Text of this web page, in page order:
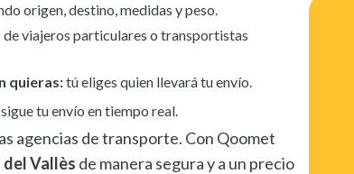
origen, destino, medidas y peso.
de viajeros particulares o transportistas
quieras:tú eliges quien llevará tu envío.
sigue tu envío en tiempo real.
agencias de transporte. Con Qoomet
Vallès de manera segura y a un precio